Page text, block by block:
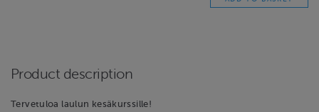
Product description
Tervetuloa laulun kesäkurssille!